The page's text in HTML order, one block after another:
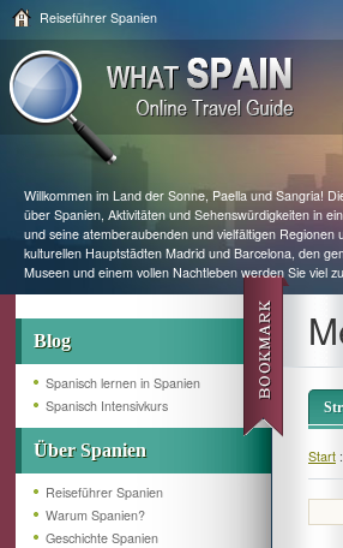
Reiseführer Spanien
Willkommen im Land der Sonne, Paella und Sangria!
über Spanien, Aktivitäten und Sehenswürdigkeiten in
und seine atemberaubenden und vielfältigen Regionen
kulturellen Hauptstädten Madrid und Barcelona, den
Museen und einem vollen Nachtleben werden Sie viel
Blog
Spanisch lernen in Spanien
Spanisch Intensivkurs
Über Spanien
Reiseführer Spanien
Warum Spanien?
Geschichte Spanien
Start